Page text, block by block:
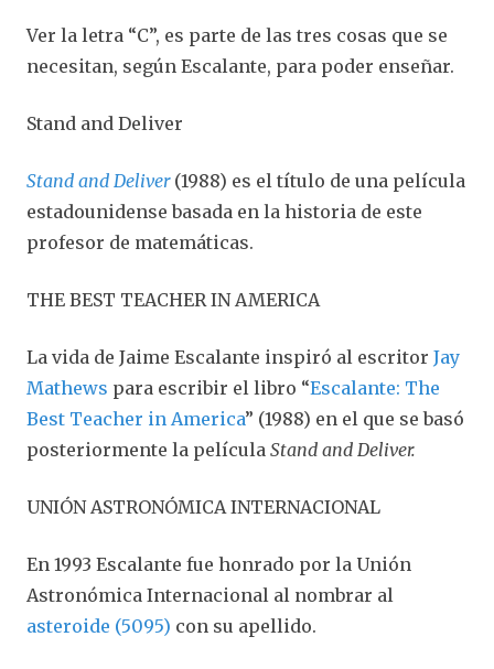
Ver la letra “C”, es parte de las tres cosas que se
necesitan, según Escalante, para poder enseñar.
Stand and Deliver
Stand and Deliver(1988) es el título de una película
estadounidense basada en la historia de este
profesor de matemáticas.
THE BEST TEACHER IN AMERICA
La vida de Jaime Escalante inspiró al escritor Jay
Mathews para escribir el libro “Escalante: The
Best Teacher in America” (1988) en el que se basó
posteriormente la película Stand and Deliver.
UNIÓN ASTRONÓMICA INTERNACIONAL
En 1993 Escalante fue honrado por la Unión
Astronómica Internacional al nombrar al
asteroide (5095) con su apellido.